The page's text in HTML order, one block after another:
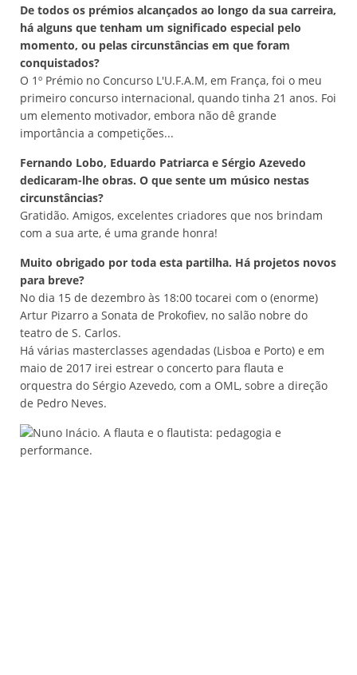
De todos os prémios alcançados ao longo da sua carreira,
há alguns que tenham um significado especial pelo
momento, ou pelas circunstâncias em que foram
conquistados?
O 1º Prémio no Concurso L'U.F.A.M, em França, foi o meu
primeiro concurso internacional, quando tinha 21 anos. Foi
um elemento motivador, embora não dê grande
importância a competições...
Fernando Lobo, Eduardo Patriarca e Sérgio Azevedo
dedicaram-lhe obras. O que sente um músico nestas
circunstâncias?
Gratidão. Amigos, excelentes criadores que nos brindam
com a sua arte, é uma grande honra!
Muito obrigado por toda esta partilha. Há projetos novos
para breve?
No dia 15 de dezembro às 18:00 tocarei com o (enorme)
Artur Pizarro a Sonata de Prokofiev, no salão nobre do
teatro de S. Carlos.
Há várias masterclasses agendadas (Lisboa e Porto) e em
maio de 2017 irei estrear o concerto para flauta e
orquestra do Sérgio Azevedo, com a OML, sobre a direção
de Pedro Neves.